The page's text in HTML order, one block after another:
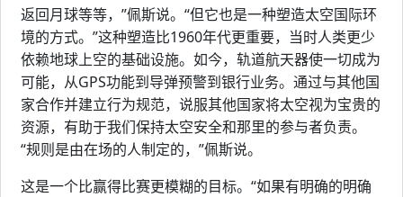
返回月球等等，”佩斯说。“但它也是一种塑造太空国际环
境的方式。”这种塑造比1960年代更重要，当时人类更少
依赖地球上空的基础设施。如今，轨道航天器使一切成为
可能，从GPS功能到导弹预警到银行业务。通过与其他国
家合作并建立行为规范，说服其他国家将太空视为宝贵的
资源，有助于我们保持太空安全和那里的参与者负责。
“规则是由在场的人制定的，”佩斯说。
这是一个比赢得比赛更模糊的目标。“如果有明确的明确